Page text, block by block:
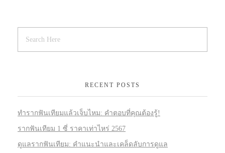
RECENT POSTS
ทำรากฟันเทียมแล้วเจ็บไหม: คำตอบที่คุณต้องรู้!
รากฟันเทียม 1 ซี่ ราคาเท่าไหร่ 2567
ดูแลรากฟันเทียม: คำแนะนำและเคล็ดลับการดูแล